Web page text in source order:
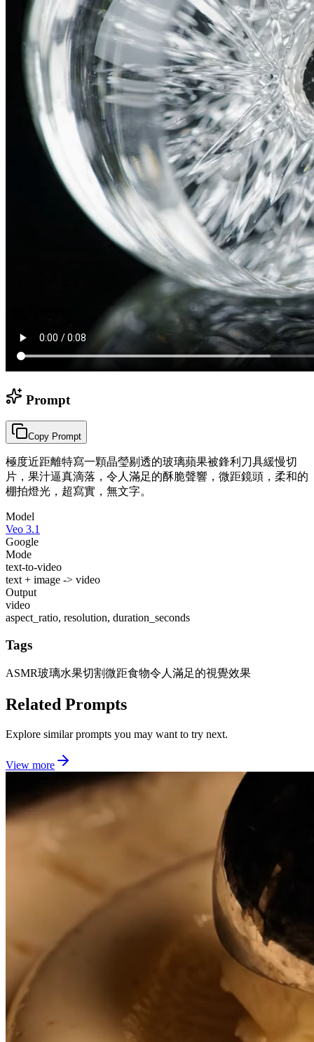
Prompt
Copy Prompt
極度近距離特寫一顆晶瑩剔透的玻璃蘋果被鋒利刀具緩慢切
片，果汁逼真滴落，令人滿足的酥脆聲響，微距鏡頭，柔和的
棚拍燈光，超寫實，無文字。
Model
Veo 3.1
Google
Mode
text-to-video
text + image -> video
Output
video
aspect_ratio, resolution, duration_seconds
Tags
ASMR玻璃水果切割微距食物令人滿足的視覺效果
Related Prompts
Explore similar prompts you may want to try next.
View more